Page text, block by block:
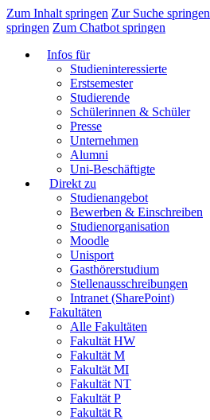
Zum Inhalt springen Zur Suche springen
springen Zum Chatbot springen
Infos für
Studieninteressierte
Erstsemester
Studierende
Schülerinnen & Schüler
Presse
Unternehmen
Alumni
Uni-Beschäftigte
Direkt zu
Studienangebot
Bewerben & Einschreiben
Studienorganisation
Moodle
Unisport
Gasthörerstudium
Stellenausschreibungen
Intranet (SharePoint)
Fakultäten
Alle Fakultäten
Fakultät HW
Fakultät M
Fakultät MI
Fakultät NT
Fakultät P
Fakultät R